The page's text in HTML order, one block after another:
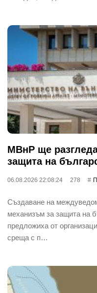
МВнР ще
защита на
06.08.2026 22:08:24 278
Създаване на
механизъм за защита на
предложиха от
среща с п…